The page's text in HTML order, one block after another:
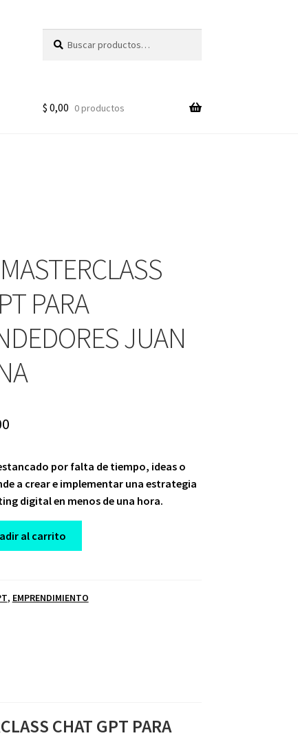
por:
$ 0,00 0 productos
PARA
JUAN
Current
is:
$ 10,00.
por falta de tiempo, ideas o
a crear e implementar una estrategia
digital en menos de una hora.
al carrito
, EMPRENDIMIENTO
CHAT GPT PARA